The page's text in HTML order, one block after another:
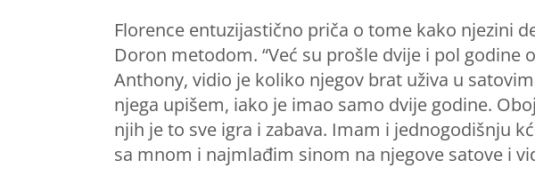
Florence entuzijastično priča o tome kako njezini
Doron metodom. “Već su prošle dvije i pol
Anthony, vidio je koliko njegov brat uživa u
njega upišem, iako je imao samo dvije godine.
njih je to sve igra i zabava. Imam i jednogodišnju
sa mnom i najmlađim sinom na njegove satove i